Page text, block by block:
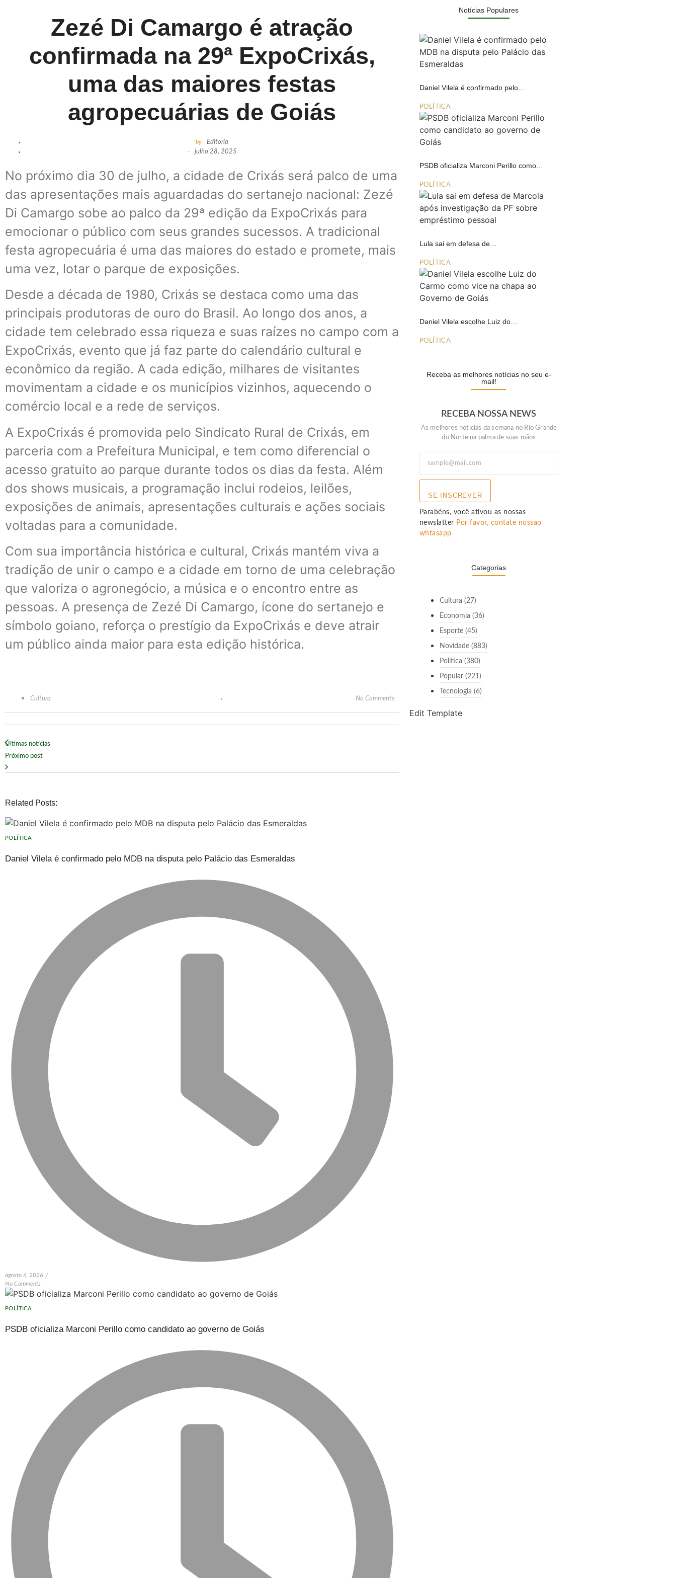
Zezé Di Camargo é atração
confirmada na 29ª ExpoCrixás,
uma das maiores festas
agropecuárias de Goiás
by Editoria
- julho 28, 2025
No próximo dia 30 de julho, a cidade de Crixás será palco de uma
das apresentações mais aguardadas do sertanejo nacional: Zezé
Di Camargo sobe ao palco da 29ª edição da ExpoCrixás para
emocionar o público com seus grandes sucessos. A tradicional
festa agropecuária é uma das maiores do estado e promete, mais
uma vez, lotar o parque de exposições.
Desde a década de 1980, Crixás se destaca como uma das
principais produtoras de ouro do Brasil. Ao longo dos anos, a
cidade tem celebrado essa riqueza e suas raízes no campo com a
ExpoCrixás, evento que já faz parte do calendário cultural e
econômico da região. A cada edição, milhares de visitantes
movimentam a cidade e os municípios vizinhos, aquecendo o
comércio local e a rede de serviços.
A ExpoCrixás é promovida pelo Sindicato Rural de Crixás, em
parceria com a Prefeitura Municipal, e tem como diferencial o
acesso gratuito ao parque durante todos os dias da festa. Além
dos shows musicais, a programação inclui rodeios, leilões,
exposições de animais, apresentações culturais e ações sociais
voltadas para a comunidade.
Com sua importância histórica e cultural, Crixás mantém viva a
tradição de unir o campo e a cidade em torno de uma celebração
que valoriza o agronegócio, a música e o encontro entre as
pessoas. A presença de Zezé Di Camargo, ícone do sertanejo e
símbolo goiano, reforça o prestígio da ExpoCrixás e deve atrair
um público ainda maior para esta edição histórica.
Cultura No Comments
Últimas notícias
Próximo post
Related Posts:
POLÍTICA
Daniel Vilela é confirmado pelo MDB na disputa pelo Palácio das Esmeraldas
agosto 6, 2026 /
No Comments
POLÍTICA
PSDB oficializa Marconi Perillo como candidato ao governo de Goiás
Notícias Populares
Daniel Vilela é confirmado pelo…
POLÍTICA
PSDB oficializa Marconi Perillo como…
POLÍTICA
Lula sai em defesa de…
POLÍTICA
Daniel Vilela escolhe Luiz do…
POLÍTICA
Receba as melhores notícias no seu e-
mail!
RECEBA NOSSA NEWS
As melhores noticias da semana no Rio Grande
do Norte na palma de suas mãos
SE INSCREVER
Parabéns, você ativou as nossas
newslatter Por favor, contate nossao
whtasapp
Categorias
Cultura (27)
Economia (36)
Esporte(45)
Novidade(883)
Política (380)
Popular(221)
Tecnologia (6)
Edit Template